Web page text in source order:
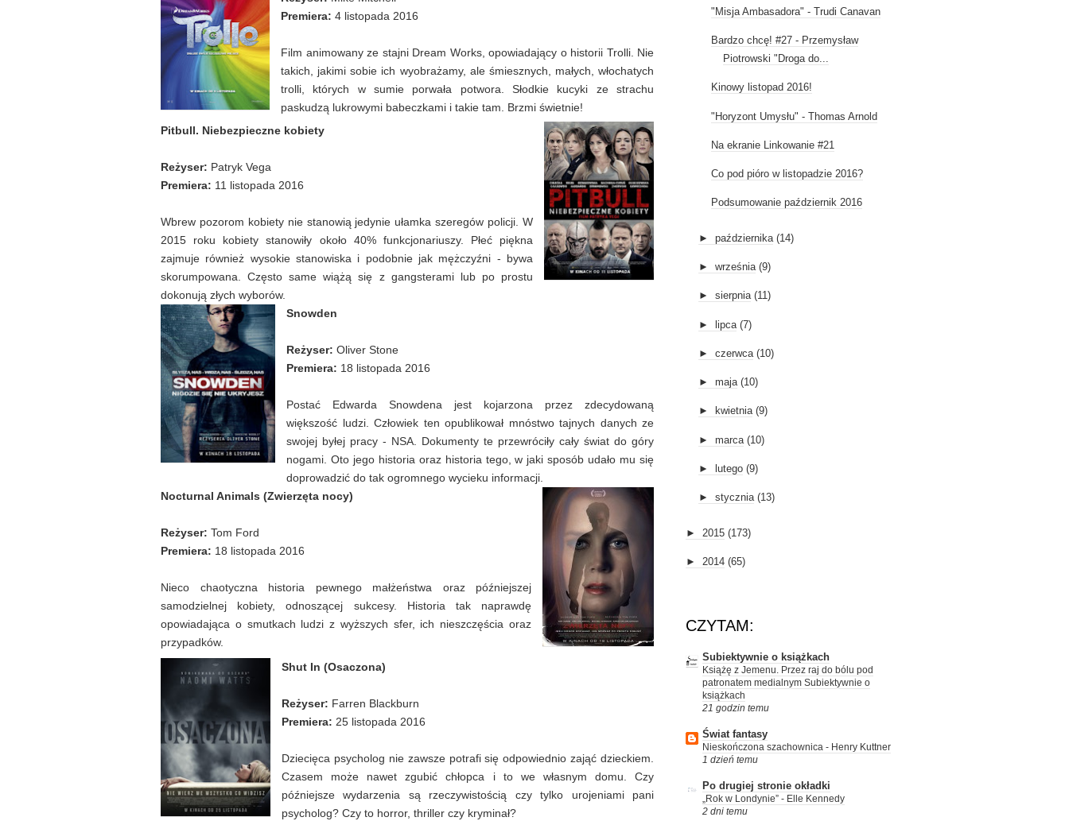
Premiera: 4 listopada 2016
Film animowany ze stajni Dream Works, opowiadający o historii Trolli. Nie
takich, jakimi sobie ich wyobrażamy, ale śmiesznych, małych, włochatych
trolli, których w sumie porwała potwora. Słodkie kucyki ze strachu
paskudzą lukrowymi babeczkami i takie tam. Brzmi świetnie!
Pitbull. Niebezpieczne kobiety
Reżyser: Patryk Vega
Premiera: 11 listopada 2016
Wbrew pozorom kobiety nie stanowią jedynie ułamka szeregów policji. W
2015 roku kobiety stanowiły około 40% funkcjonariuszy. Płeć piękna
zajmuje również wysokie stanowiska i podobnie jak mężczyźni - bywa
skorumpowana. Często same wiążą się z gangsterami lub po prostu
dokonują złych wyborów.
Snowden
Reżyser: Oliver Stone
Premiera: 18 listopada 2016
Postać Edwarda Snowdena jest kojarzona przez zdecydowaną
większość ludzi. Człowiek ten opublikował mnóstwo tajnych danych ze
swojej byłej pracy - NSA. Dokumenty te przewróciły cały świat do góry
nogami. Oto jego historia oraz historia tego, w jaki sposób udało mu się
doprowadzić do tak ogromnego wycieku informacji.
Nocturnal Animals (Zwierzęta nocy)
Reżyser: Tom Ford
Premiera: 18 listopada 2016
Nieco chaotyczna historia pewnego małżeństwa oraz późniejszej
samodzielnej kobiety, odnoszącej sukcesy. Historia tak naprawdę
opowiadająca o smutkach ludzi z wyższych sfer, ich nieszczęścia oraz
przypadków.
Shut In (Osaczona)
Reżyser: Farren Blackburn
Premiera: 25 listopada 2016
Dziecięca psycholog nie zawsze potrafi się odpowiednio zająć dzieckiem.
Czasem może nawet zgubić chłopca i to we własnym domu. Czy
późniejsze wydarzenia są rzeczywistością czy tylko urojeniami pani
psycholog? Czy to horror, thriller czy kryminał?
"Misja Ambasadora" - Trudi Canavan
Bardzo chcę! #27 - Przemysław
Piotrowski "Droga do...
Kinowy listopad 2016!
"Horyzont Umysłu" - Thomas Arnold
Na ekranie Linkowanie #21
Co pod pióro w listopadzie 2016?
Podsumowanie październik 2016
► października (14)
► września (9)
► sierpnia (11)
► lipca (7)
► czerwca (10)
► maja (10)
► kwietnia (9)
► marca (10)
► lutego (9)
► stycznia (13)
► 2015 (173)
► 2014 (65)
CZYTAM:
Subiektywnie o książkach
Książę z Jemenu. Przez raj do bólu pod
patronatem medialnym Subiektywnie o
książkach
21 godzin temu
Świat fantasy
Nieskończona szachownica - Henry Kuttner
1 dzień temu
Po drugiej stronie okładki
„Rok w Londynie” - Elle Kennedy
2 dni temu